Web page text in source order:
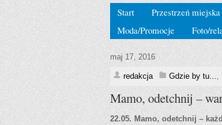
Start Przestrzeń miejska
Moda/Promocje
Foto/
maj 17, 2016
redakcja Gdzie by tu...,
Mamo, odetchnij –
22.05. Mamo, odetchnij –